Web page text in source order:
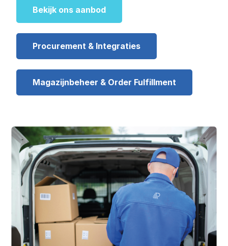
Bekijk ons aanbod
Procurement & Integraties
Magazijnbeheer & Order Fulfillment